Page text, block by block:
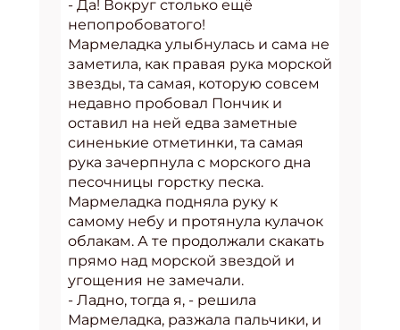
- Да! Вокруг столько ещё
непопробоватого!
Мармеладка улыбнулась и сама не
заметила, как правая рука морской
звезды, та самая, которую совсем
недавно пробовал Пончик и
оставил на ней едва заметные
синенькие отметинки, та самая
рука зачерпнула с морского дна
песочницы горстку песка.
Мармеладка подняла руку к
самому небу и протянула кулачок
облакам. А те продолжали скакать
прямо над морской звездой и
угощения не замечали.
- Ладно, тогда я, - решила
Мармеладка, разжала пальчики, и